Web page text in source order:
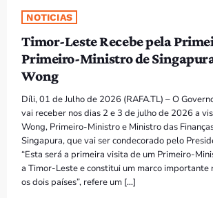
CONTACTOS
PORTUGUÊS
TÉTUM
PORTUGUÊS
PRÓXIMOS PROGRAMAS
Bom dia RAFA
7:00 AM - 9:00 AM
NOTICIAS
Timor-Leste Recebe pela
Primeiro-Ministro de
Wong
Díli, 01 de Julho de 2026 (RAFA.TL) – O
vai receber nos dias 2 e 3 de julho de 2026 a
Wong, Primeiro-Ministro e Ministro das
Singapura, que vai ser condecorado pelo
“Esta será a primeira visita de um Primeiro-
a Timor-Leste e constitui um marco importante
os dois países”, refere um […]